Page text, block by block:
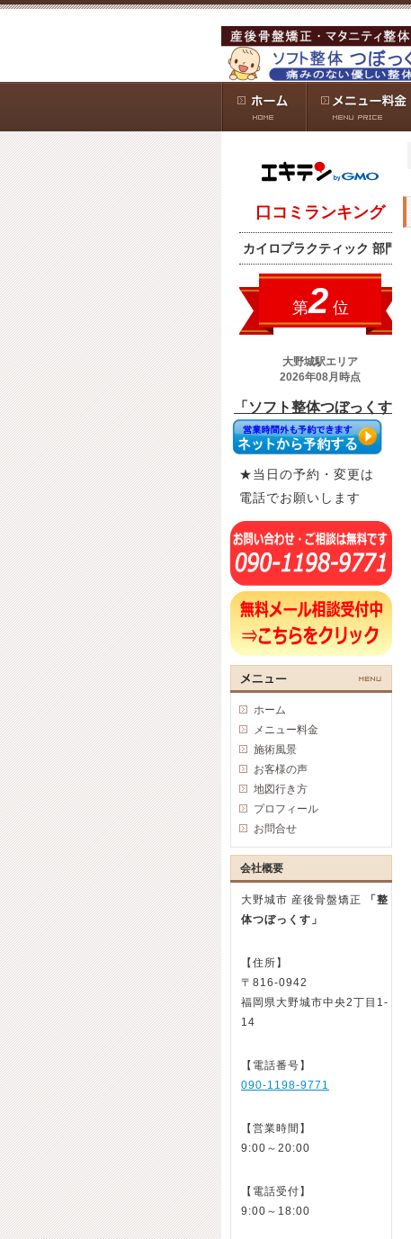
★当日の予約・変更は
電話でお願いします
ホーム
メニュー料金
施術風景
お客様の声
地図行き方
プロフィール
お問合せ
会社概要
大野城市 産後骨盤矯正
「整
体つぼっくす」
【住所】
〒816-0942
福岡県大野城市中央2丁目1-
14
【電話番号】
090-1198-9771
【営業時間】
9:00～20:00
【電話受付】
9:00～18:00